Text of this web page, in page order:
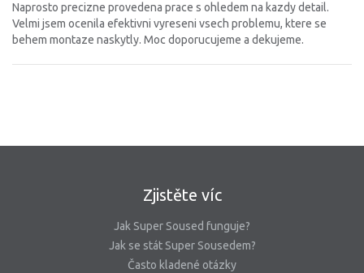
Naprosto precizne provedena prace s ohledem na kazdy detail.
Velmi jsem ocenila efektivni vyreseni vsech problemu, ktere se
behem montaze naskytly. Moc doporucujeme a dekujeme.
Zjistěte víc
Jak Super Soused funguje?
Jak se stát Super Sousedem?
Často kladené otázky